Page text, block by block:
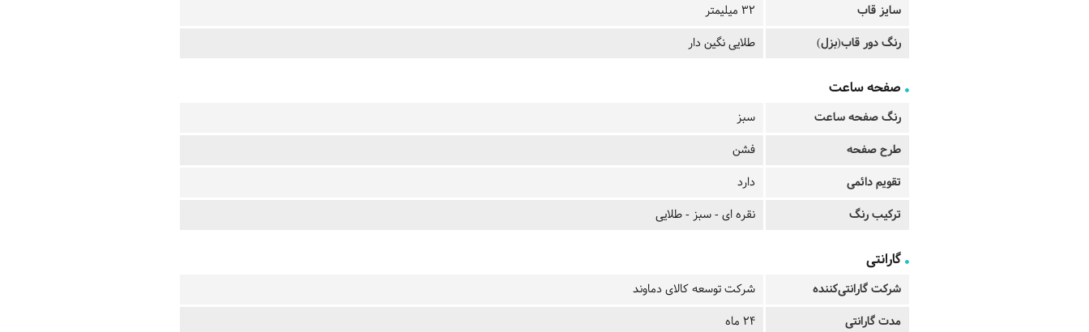
سایز قاب
32 میلیمتر
رنگ دور قاب(بزل)
طلایی نگین دار
صفحه ساعت
رنگ صفحه ساعت
سبز
طرح صفحه
فشن
تقویم دائمی
دارد
ترکیب رنگ
نقره ای - سبز - طلایی
گارانتی
شرکت گارانتی‌کننده
شرکت توسعه کالای دماوند
مدت گارانتی
24 ماه